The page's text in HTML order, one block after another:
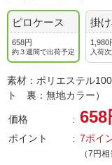
ピロケース
658円
約３週間で出荷予定
掛
1,980
入荷
素材：ポリエステル
ト 裏：無地カラー
価格 658
ポイント 7ポイ
（7円相